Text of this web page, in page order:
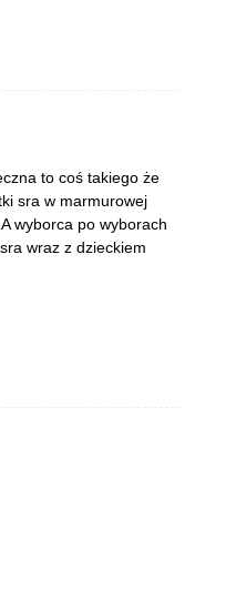
to coś takiego że
sra w marmurowej
wyborca po wyborach
wraz z dzieckiem